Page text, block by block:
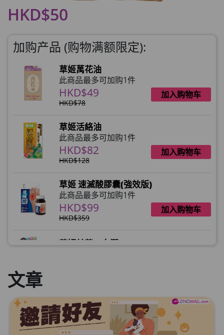
HKD$50
加购产品 (购物满额限定):
草姬萬花油
此商品最多可加购1件
HKD$49
HKD$78
加入购物车
草姬活絡油
此商品最多可加购1件
HKD$82
HKD$128
加入购物车
草姬 速滅酸膠囊(強效版)
此商品最多可加购1件
HKD$99
HKD$359
加入购物车
草姬益菌の白潤
此商品最多可加购1件
HKD$169
HKD$369
加入购物车
文章